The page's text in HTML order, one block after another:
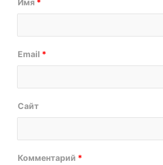
Имя *
Email *
Сайт
Комментарий *